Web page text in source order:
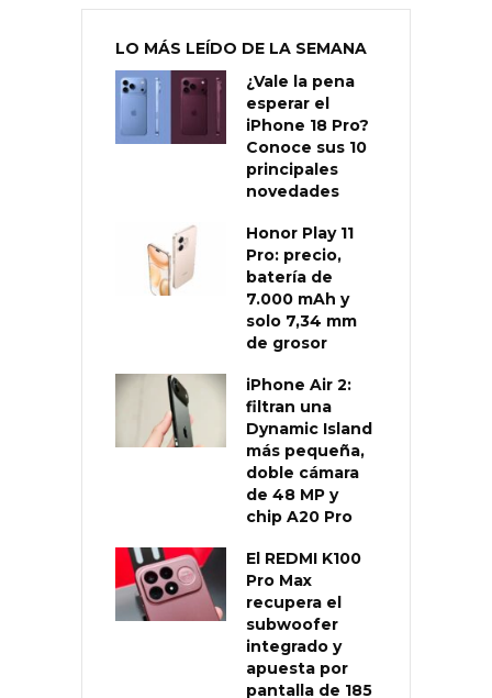
LO MÁS LEÍDO DE LA SEMANA
¿Vale la pena
esperar el
iPhone 18 Pro?
Conoce sus 10
principales
novedades
Honor Play 11
Pro: precio,
batería de
7.000 mAh y
solo 7,34 mm
de grosor
iPhone Air 2:
filtran una
Dynamic Island
más pequeña,
doble cámara
de 48 MP y
chip A20 Pro
El REDMI K100
Pro Max
recupera el
subwoofer
integrado y
apuesta por
pantalla de 185